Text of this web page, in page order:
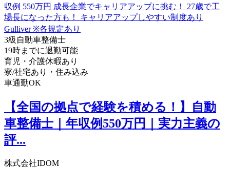
3級自動車整備士
19時までに退勤可能
育児・介護休暇あり
寮/社宅あり・住み込み
車通勤OK
【全国の拠点で経験を積める！】自動
車整備士｜年収例550万円｜実力主義の
評...
株式会社IDOM